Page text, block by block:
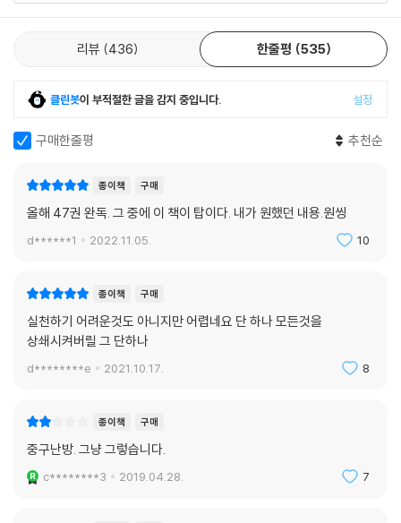
라 한 가지라도 제대로 해내는 사람이 최종 승자가 된다는 단순명쾌한 진
리를 한번 따라가 보자. 그리고 사방에 흩어져 있는 도미노들의 열을 우선
순위에 맞춰 세우고 첫 번째 도미노를 쓰러뜨리자. 뒤로 줄줄이 넘어질 준
지를 전달하는 이 책은 베스트셀러에 오를 수밖에 없다. 당신이 에너지를
한 가지에 몰입하라. 놀라운 삶이 시작될 것이다.
_《뉴욕 타임스》
무엇인지 보여 준다. 그리고 ‘단 하나’(The One Thing)를 통해 완벽하게
를 내는 방식 그 모든 부분에서 이 책은 획기적인 변화를 선사할 것이다.
위를 정하고 한 곳에 집중해야 하는지 알려 준다. 세계에서 가장 큰 투자개
발 회사를 소유한 백만장자가 들려주는 가치 있는 성공의 조언들이 가득하
_《포브스》
리뷰 436 한줄평 535
클린봇이 부적절한 글을 감지 중입니다. 설정
구매한줄평 추천순
종이책 구매
올해 47권 완독. 그 중에 이 책이 탑이다. 내가 원했던 내용.원씽
d******1 2022.11.05. 10
종이책 구매
실천하기 어려운것도 아니지만 어렵네요 단 하나 모든것을
상쇄시켜버릴 그 단하나
d********e 2021.10.17. 8
종이책 구매
중구난방. 그냥 그렇습니다.
c********3 2019.04.28. 7